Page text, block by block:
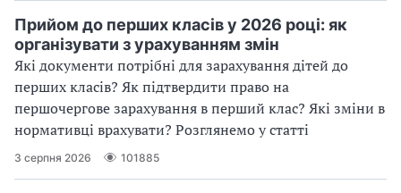
Прийом до перших класів у 2026 році: як
організувати з урахуванням змін
Які документи потрібні для зарахування дітей до
перших класів? Як підтвердити право на
першочергове зарахування в перший клас? Які зміни в
нормативці врахувати? Розглянемо у статті
3 серпня 2026 101885